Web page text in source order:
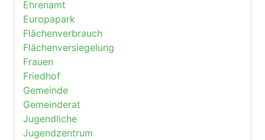
Ehrenamt
Europapark
Flächenverbrauch
Flächenversiegelung
Frauen
Friedhof
Gemeinde
Gemeinderat
Jugendliche
Jugendzentrum